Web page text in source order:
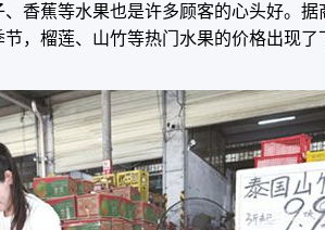
香蕉等水果也是许多顾客的心头好。据
，榴莲、山竹等热门水果的价格出现了